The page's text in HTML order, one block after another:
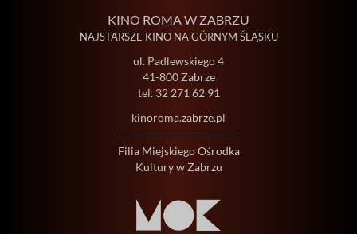
KINO ROMA W ZABRZU
NAJSTARSZE KINO NA GÓRNYM ŚLĄSKU
ul. Padlewskiego 4
41-800 Zabrze
tel. 32 271 62 91
kinoroma.zabrze.pl
Filia Miejskiego Ośrodka
Kultury w Zabrzu